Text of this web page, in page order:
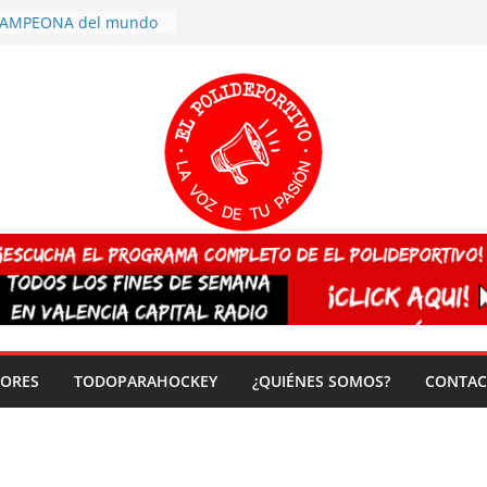
del mundo
TRICV 2025-2026
arrasa en el
de España sub20
TODOPARAHOCKEY ¿QUIÉNES SOMOS?